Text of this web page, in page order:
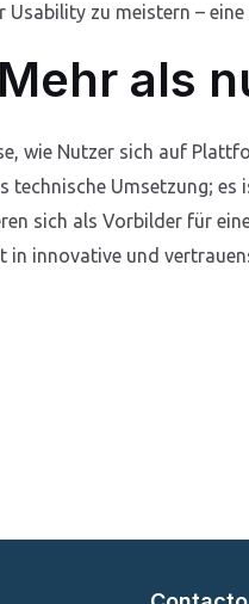
Usability zu meistern –
als
wie Nutzer sich auf
technische Umsetzung;
sich als Vorbilder für
in innovative und